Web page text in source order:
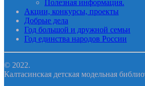
Полезная информация.
Акции, конкурсы, проекты
Добрые дела
Год большой и дружной семьи
Год единства народов России
© 2022.
Калтасинская детская модельная